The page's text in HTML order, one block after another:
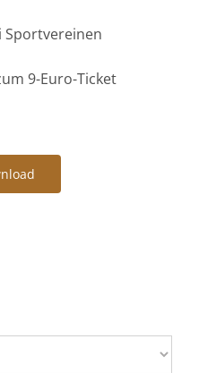
Sportvereinen
9-Euro-Ticket